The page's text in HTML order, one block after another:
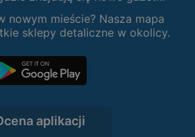
nowym mieście? Nasza mapa
sklepy detaliczne w okolicy.
aplikacji